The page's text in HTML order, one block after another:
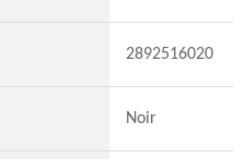
2892516020
Noir